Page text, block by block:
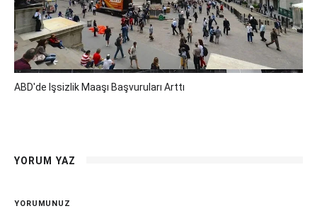
ABD'de Işsizlik Maaşı Başvuruları Arttı
YORUM YAZ
YORUMUNUZ